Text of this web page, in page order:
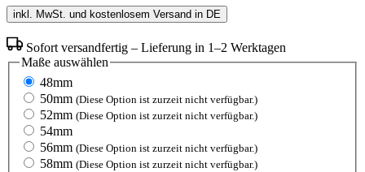
inkl. MwSt. und kostenlosem Versand in DE
Sofort versandfertig – Lieferung in 1–2 Werktagen
Maße auswählen
48mm
50mm (Diese Option ist zurzeit nicht verfügbar.)
52mm (Diese Option ist zurzeit nicht verfügbar.)
54mm
56mm (Diese Option ist zurzeit nicht verfügbar.)
58mm (Diese Option ist zurzeit nicht verfügbar.)